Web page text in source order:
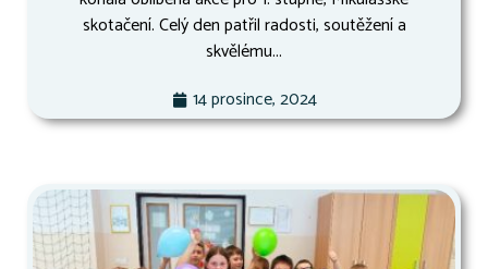
skotačení. Celý den patřil radosti, soutěžení a
skvělému...
14 prosince, 2024